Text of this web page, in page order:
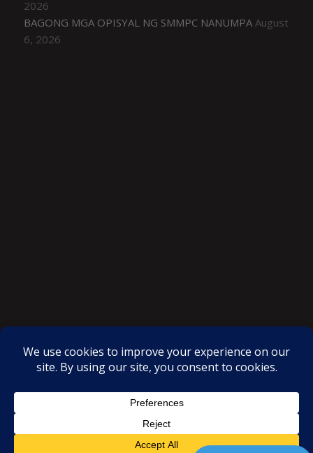
2026
BAGONG MGA OPISYAL NG SMMPC NANUMPA August
6, 2026
Proudly powered by WordPress |Theme: SuperMag byAcme